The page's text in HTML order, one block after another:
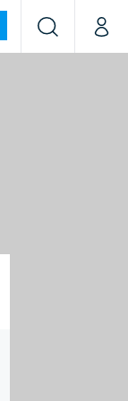
VyhledáváníMůj